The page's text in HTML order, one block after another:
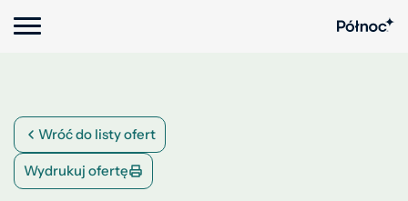
Wróć do listy ofert
Wydrukuj ofertę